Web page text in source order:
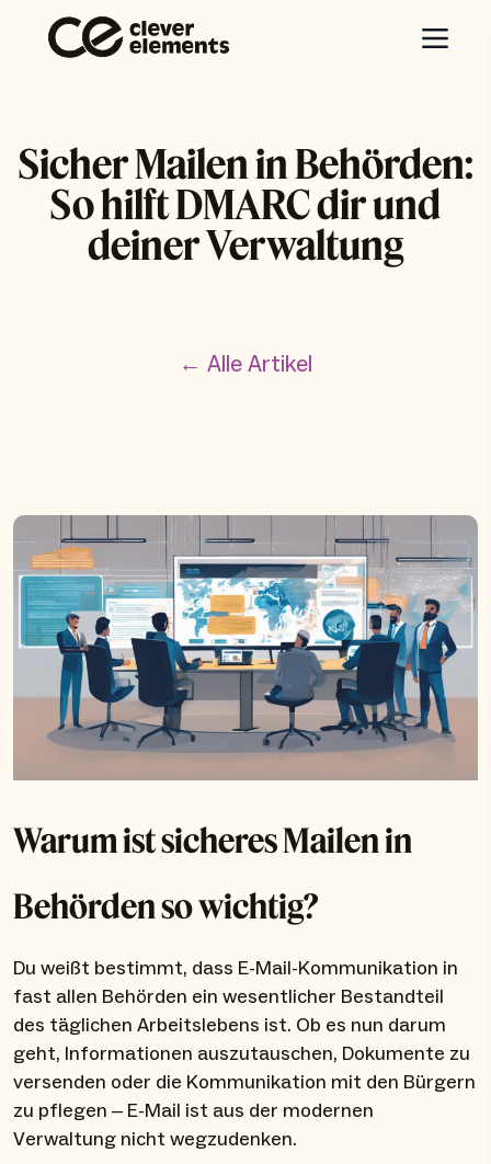
Sicher Mailen in Behörden:
So hilft DMARC dir und
deiner Verwaltung
← Alle Artikel
Warum ist sicheres Mailen in
Behörden so wichtig?
Du weißt bestimmt, dass E-Mail-Kommunikation in
fast allen Behörden ein wesentlicher Bestandteil
des täglichen Arbeitslebens ist. Ob es nun darum
geht, Informationen auszutauschen, Dokumente zu
versenden oder die Kommunikation mit den Bürgern
zu pflegen – E-Mail ist aus der modernen
Verwaltung nicht wegzudenken.